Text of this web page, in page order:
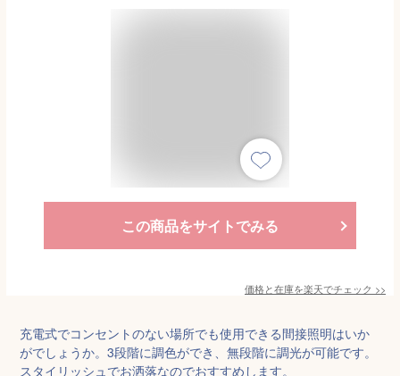
この商品をサイトでみる
価格と在庫を楽天でチェック >>
充電式でコンセントのない場所でも使用できる間接照明はいか
がでしょうか。3段階に調色ができ、無段階に調光が可能です。
スタイリッシュでお洒落なのでおすすめします。